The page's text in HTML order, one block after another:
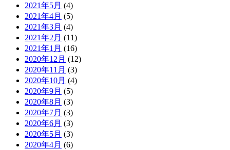
2021年5月 (4)
2021年4月 (5)
2021年3月 (4)
2021年2月 (11)
2021年1月 (16)
2020年12月 (12)
2020年11月 (3)
2020年10月 (4)
2020年9月 (5)
2020年8月 (3)
2020年7月 (3)
2020年6月 (3)
2020年5月 (3)
2020年4月 (6)